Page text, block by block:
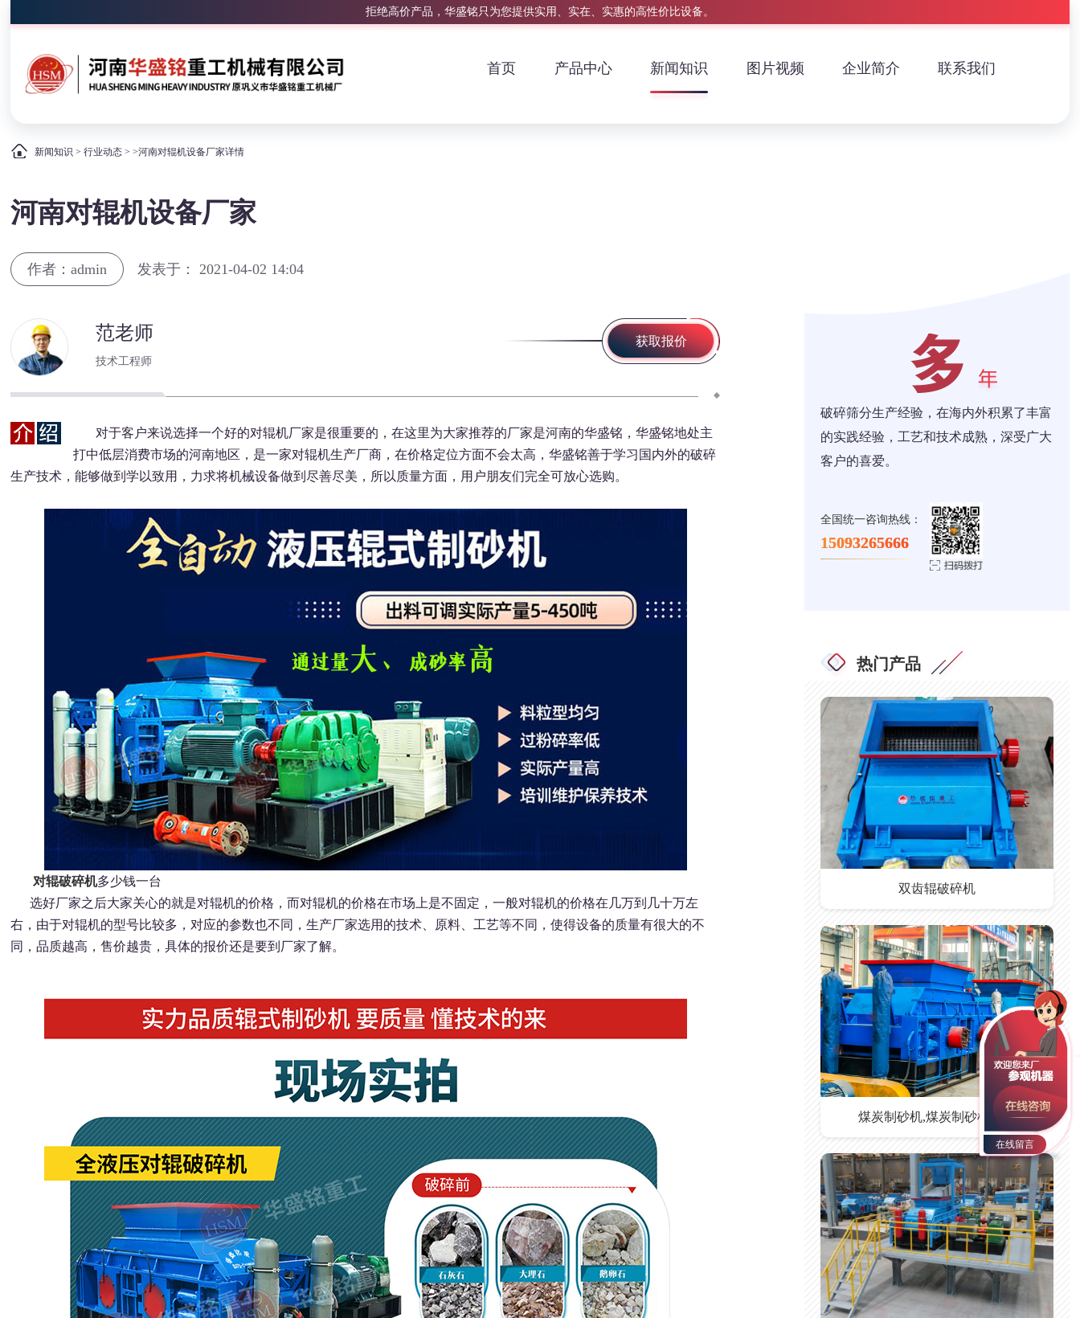
拒绝高价产品，华盛铭只为您提供实用、实在、实惠的高性价比设备。
首页 产品中心 新闻知识 图片视频 企业简介 联系我们
新闻知识 >行业动态 > >河南对辊机设备厂家详情
河南对辊机设备厂家
作者：admin 发表于： 2021-04-02 14:04
范老师
技术工程师
获取报价
对于客户来说选择一个好的对辊机厂家是很重要的，在这里为大家推荐的厂家是河南的华盛铭，华盛铭地处主
打中低层消费市场的河南地区，是一家对辊机生产厂商，在价格定位方面不会太高，华盛铭善于学习国内外的破碎
生产技术，能够做到学以致用，力求将机械设备做到尽善尽美，所以质量方面，用户朋友们完全可放心选购。
对辊破碎机多少钱一台
选好厂家之后大家关心的就是对辊机的价格，而对辊机的价格在市场上是不固定，一般对辊机的价格在几万到几十万左
右，由于对辊机的型号比较多，对应的参数也不同，生产厂家选用的技术、原料、工艺等不同，使得设备的质量有很大的不
同，品质越高，售价越贵，具体的报价还是要到厂家了解。
破碎筛分生产经验，在海内外积累了丰富
的实践经验，工艺和技术成熟，深受广大
客户的喜爱。
全国统一咨询热线：
15093265666
热门产品
双齿辊破碎机
煤炭制砂机,煤炭制砂机价格
在线留言